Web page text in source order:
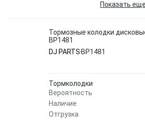
Показать
Тормозные колодки
BP1481
DJ PARTS BP1481
Тормколодки
Вероятность
Наличие
Отгрузка